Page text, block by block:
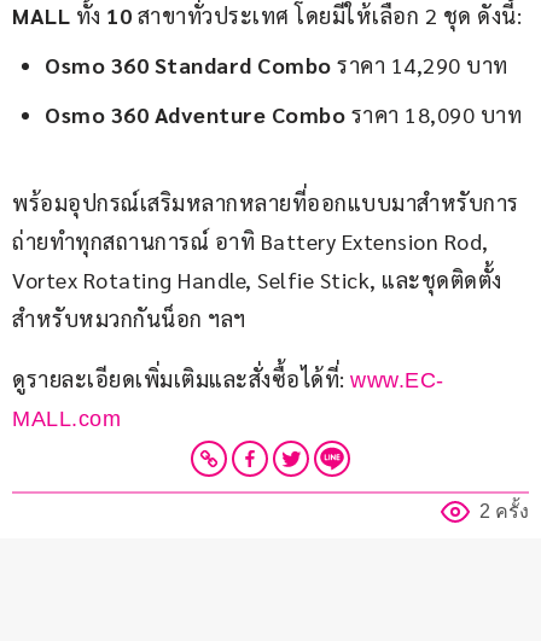
MALL ทั้ง 10 สาขาทั่วประเทศ โดยมีให้เลือก 2 ชุด ดังนี้:
Osmo 360 Standard Combo ราคา 14,290 บาท
Osmo 360 Adventure Combo ราคา 18,090 บาท
พร้อมอุปกรณ์เสริมหลากหลายที่ออกแบบมาสำหรับการ
ถ่ายทำทุกสถานการณ์ อาทิ Battery Extension Rod,
Vortex Rotating Handle, Selfie Stick, และชุดติดตั้ง
สำหรับหมวกกันน็อก ฯลฯ
ดูรายละเอียดเพิ่มเติมและสั่งซื้อได้ที่: www.EC-
MALL.com
2 ครั้ง